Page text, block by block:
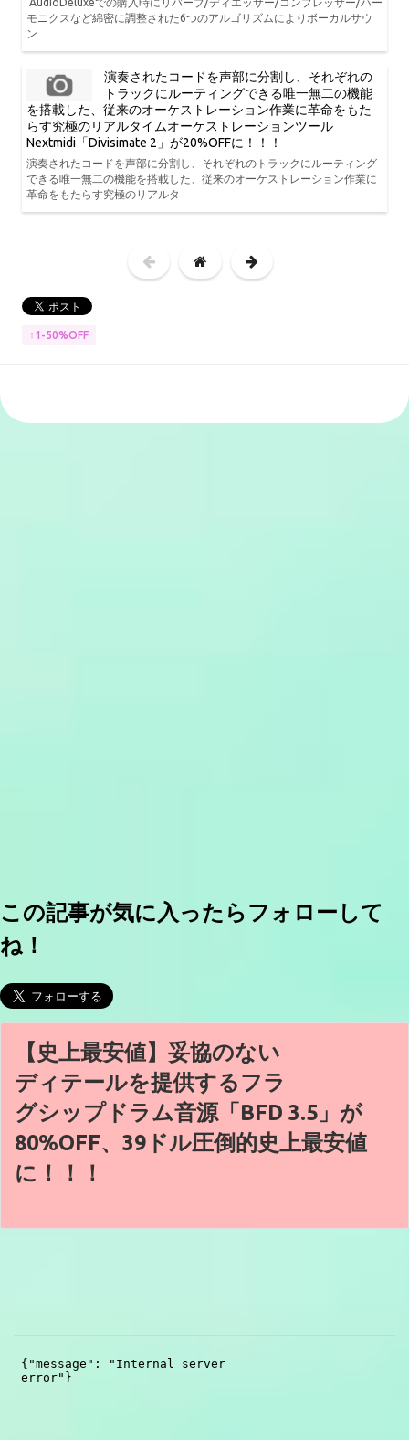
モニクスなど綿密に調整された6つのアルゴリズムによりボーカルサウ
ン
演奏されたコードを声部に分割し、それぞれの
トラックにルーティングできる唯一無二の機能
を搭載した、従来のオーケストレーション作業に革命をもた
らす究極のリアルタイムオーケストレーションツール
Nextmidi「Divisimate 2」が20%OFFに！！！
演奏されたコードを声部に分割し、それぞれのトラックにルーティング
できる唯一無二の機能を搭載した、従来のオーケストレーション作業に
革命をもたらす究極のリアルタ
↑1-50%OFF
この記事が気に入ったらフォローして
ね！
【史上最安値】妥協のない
ディテールを提供するフラ
グシップドラム音源「BFD 3.5」が
80%OFF、39ドル圧倒的史上最安値
に！！！